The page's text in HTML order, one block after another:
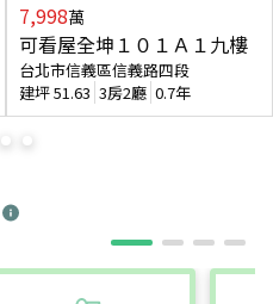
7,998萬
可看屋全坤１０１Ａ１九樓
台北市信義區信義路四段
建坪51.63 3房2廳 0.7年